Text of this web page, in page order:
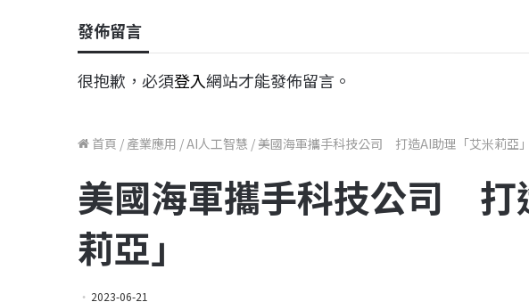
發佈留言
很抱歉，必須登入網站才能發佈留言。